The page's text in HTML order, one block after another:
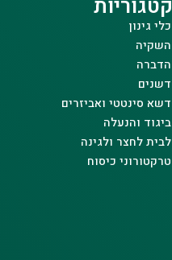
קטגוריות
כלי גינון
השקיה
הדברה
דשנים
דשא סינטטי ואביזרים
ביגוד והנעלה
לבית לחצר ולגינה
טרקטורוני כיסוח